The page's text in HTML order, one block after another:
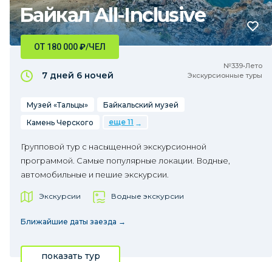
Байкал All-Inclusive
№339•Лето
Экскурсионные туры
ОТ 180 000₽/ЧЕЛ
7 дней 6 ночей
Музей «Тальцы»
Байкальский музей
Камень Черского
еще 11
Групповой тур с насыщенной экскурсионной
программой. Самые популярные локации. Водные,
автомобильные и пешие экскурсии.
Экскурсии Водные экскурсии
Ближайшие даты заезда →
показать тур